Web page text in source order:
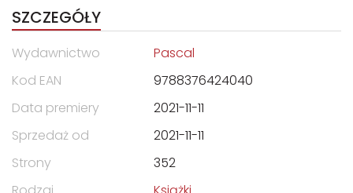
SZCZEGÓŁY
Wydawnictwo
Pascal
Kod EAN
9788376424040
Data premiery
2021-11-11
Sprzedaż od
2021-11-11
Strony
352